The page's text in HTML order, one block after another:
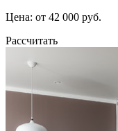
Цена: от 42 000 руб.
Рассчитать